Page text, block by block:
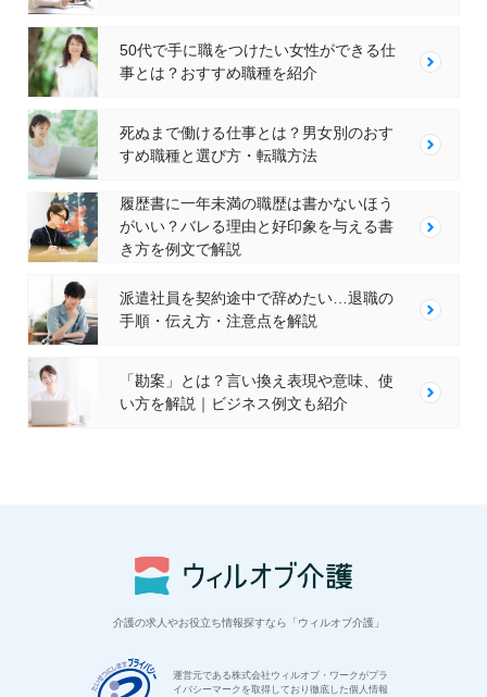
50代で手に職をつけたい女性ができる仕
事とは？おすすめ職種を紹介
死ぬまで働ける仕事とは？男女別のおす
すめ職種と選び方・転職方法
履歴書に一年未満の職歴は書かないほう
がいい？バレる理由と好印象を与える書
き方を例文で解説
派遣社員を契約途中で辞めたい…退職の
手順・伝え方・注意点を解説
「勘案」とは？言い換え表現や意味、使
い方を解説｜ビジネス例文も紹介
介護の求人やお役立ち情報探すなら「ウィルオブ介護」
運営元である株式会社ウィルオブ・ワークがプラ
イバシーマークを取得しており徹底した個人情報